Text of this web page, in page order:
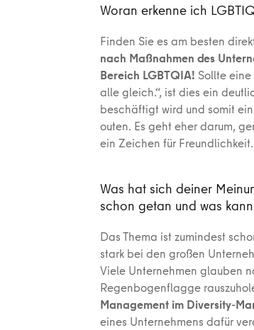
Woran erkenne ich
Finden Sie es am besten
nach Maßnahmen des
Bereich LGBTQIA! Sollte
alle gleich.“, ist dies ein
beschäftigt wird und somit
outen. Es geht eher darum,
ein Zeichen für
Was hat sich deiner
schon getan und was
Das Thema ist zumindest
stark bei den großen
Viele Unternehmen glauben
Regenbogenflagge
Management im Diversity-
eines Unternehmens dafür